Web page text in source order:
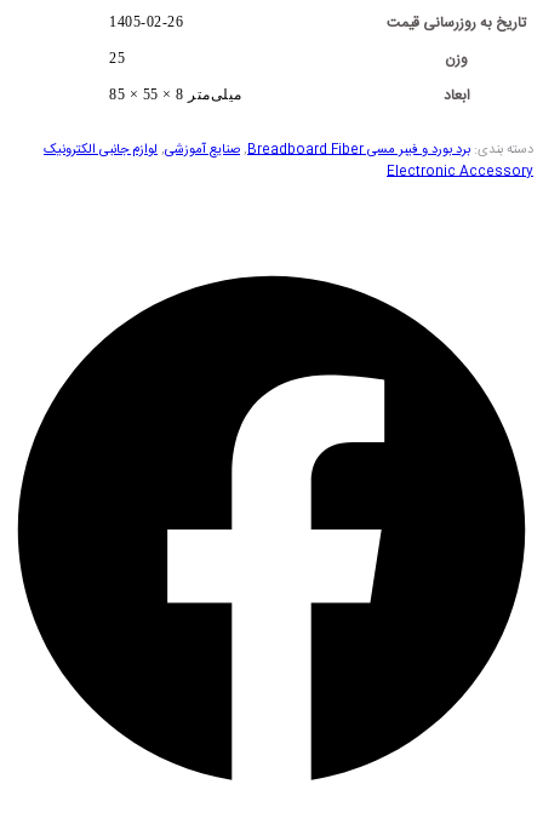
تاریخ به روزرسانی قیمت 1405-02-26
وزن 25
ابعاد 85 × 55 × 8 میلی‌متر
دسته بندی: برد بورد و فیبر مسی Breadboard Fiber ,صنایع آموزشی,لوازم جانبی الکترونیک
Electronic Accessory